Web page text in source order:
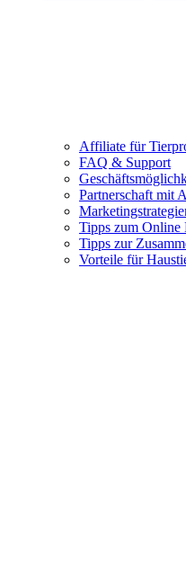
Affiliate für
FAQ & Support
Partnerschaft mit
Tipps zum Online
Tipps zur
Vorteile für